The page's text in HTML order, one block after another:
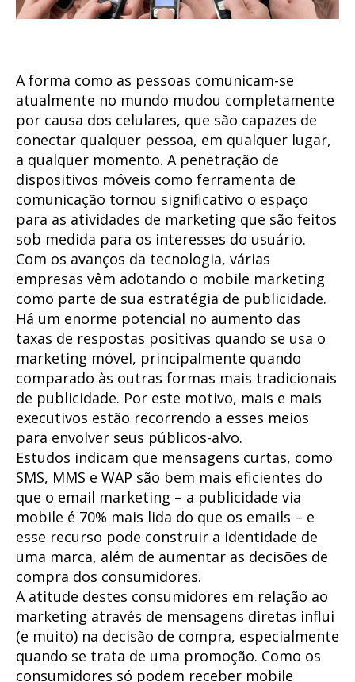
A forma como as pessoas comunicam-se
atualmente no mundo mudou completamente
por causa dos celulares, que são capazes de
conectar qualquer pessoa, em qualquer lugar,
a qualquer momento. A penetração de
dispositivos móveis como ferramenta de
comunicação tornou significativo o espaço
para as atividades de marketing que são feitos
sob medida para os interesses do usuário.
Com os avanços da tecnologia, várias
empresas vêm adotando o mobile marketing
como parte de sua estratégia de publicidade.
Há um enorme potencial no aumento das
taxas de respostas positivas quando se usa o
marketing móvel, principalmente quando
comparado às outras formas mais tradicionais
de publicidade. Por este motivo, mais e mais
executivos estão recorrendo a esses meios
para envolver seus públicos-alvo.
Estudos indicam que mensagens curtas, como
SMS, MMS e WAP são bem mais eficientes do
que o email marketing – a publicidade via
mobile é 70% mais lida do que os emails – e
esse recurso pode construir a identidade de
uma marca, além de aumentar as decisões de
compra dos consumidores.
A atitude destes consumidores em relação ao
marketing através de mensagens diretas influi
(e muito) na decisão de compra, especialmente
quando se trata de uma promoção. Como os
consumidores só podem receber mobile